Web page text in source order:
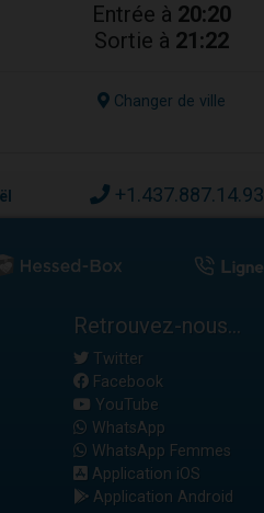
Entrée à 20:20
Sortie à 21:22
Changer de ville
+1.437.887.14.93
Retrouvez-nous...
Twitter
Facebook
YouTube
WhatsApp
WhatsApp Femmes
Application iOS
Application Android